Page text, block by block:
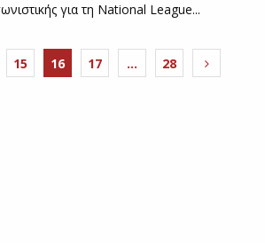
για τη National League...
15 16 17 … 28